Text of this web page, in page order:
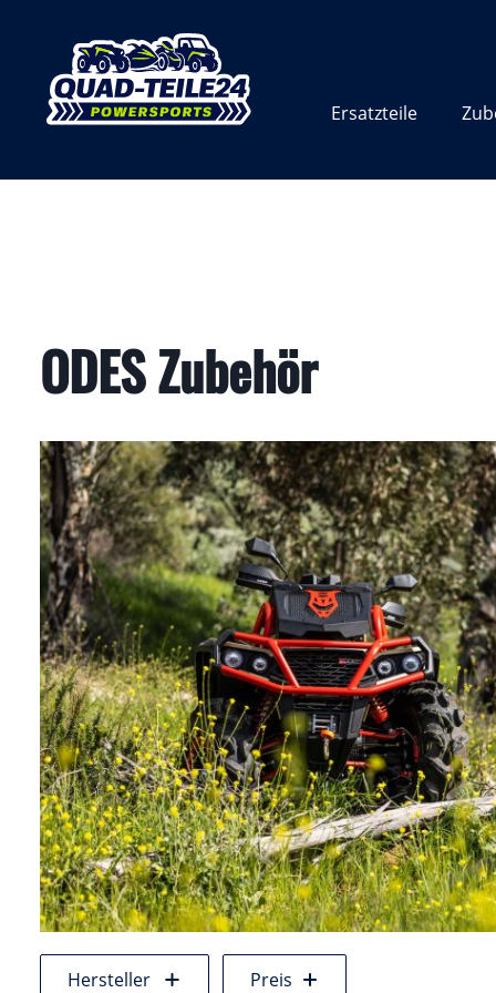
Hauptnavigation springen
Ersatzteile
ODES Zubehör
Hersteller Preis